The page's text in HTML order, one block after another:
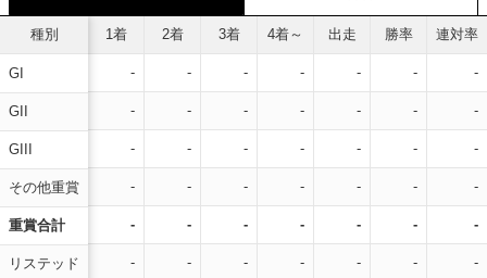
種別
GI
GII
GIII
その他重賞
重賞合計
リステッド
1着 2着 3着 4着～ 出走 勝率 連対率
- - - - - - -
- - - - - - -
- - - - - - -
- - - - - - -
- - - - - - -
- - - - - - -